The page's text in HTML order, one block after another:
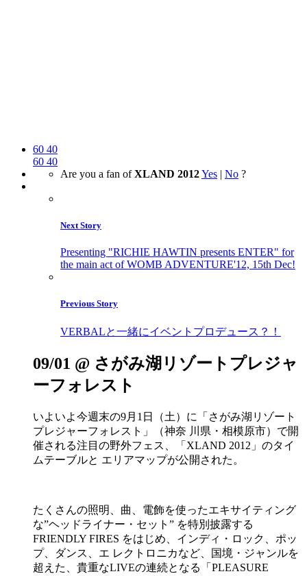
60 40
60 40
Are you a fan ofXLAND 2012Yes | No ?
Next Story
Presenting "RICHIE HAWTIN presents ENTER" for
the main act of WOMB ADVENTURE'12, 15th Dec!
Previous Story
VERBALと一緒にイベントプロデュース？！
09/01 @ さがみ湖リゾートプレジャ
ーフォレスト
いよいよ今週末の9月1日（土）に「さがみ湖リゾート
プレジャーフォレスト」（神奈 川県・相模原市）で開
催される注目の野外フェス、「XLAND 2012」のタイ
ムテーブルと エリアマップが公開された。
たくさんの照明、曲、電飾を使ったエキサイティング
な”ヘッドライナー・セット” を特別披露する
FRIENDLY FIRES をはじめ、インディ・ロック、ポッ
プ、ダンス、エ レクトロニカなど、国境・ジャンルを
超えた、貴重なLIVEの連続となる「PLEASURE